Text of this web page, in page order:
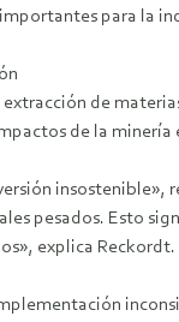
para la
de
de la minería
pesados. Esto
explica Reckordt.